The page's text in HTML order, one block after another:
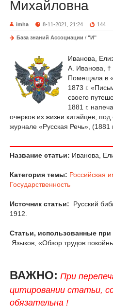
Михайловна
imha 8-11-2021, 21:24 144
База знаний Ассоциации / "И"
Иванова,
А. Иванова, †
Помещала в
1873 г.
своего
1881 г.
очерков из жизни китайцев,
журнале «Русская Речь», (1881
Название статьи: Иванова,
Категория темы: Российская
Государственность
Источник статьи:
Русский
1912.
Статьи, использованные при
Языков, «Обзор трудов
ВАЖНО: При
цитировании статьи,
обязательна !